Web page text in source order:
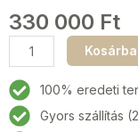
330 000 Ft
Philipp
Plein
PWRAA0123
High-
Conic
100% eredeti
Gyors szállítás